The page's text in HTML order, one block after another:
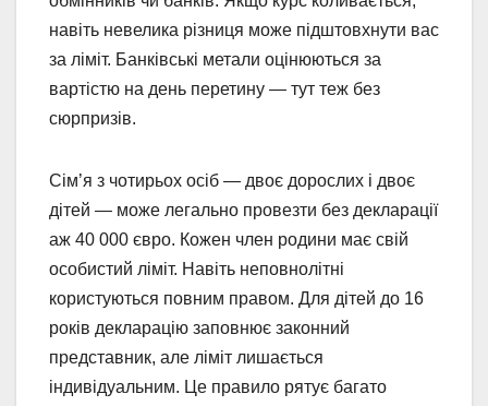
навіть невелика різниця може підштовхнути вас
за ліміт. Банківські метали оцінюються за
вартістю на день перетину — тут теж без
сюрпризів.
Сім’я з чотирьох осіб — двоє дорослих і двоє
дітей — може легально провезти без декларації
аж 40 000 євро. Кожен член родини має свій
особистий ліміт. Навіть неповнолітні
користуються повним правом. Для дітей до 16
років декларацію заповнює законний
представник, але ліміт лишається
індивідуальним. Це правило рятує багато